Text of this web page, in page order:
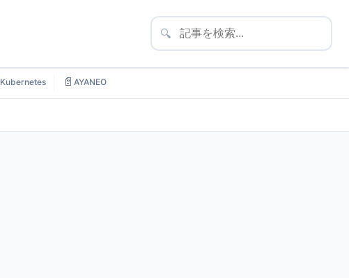
🔍
Kubernetes 📄 AYANEO